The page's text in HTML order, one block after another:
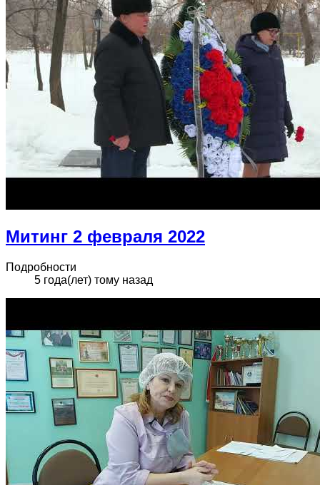
Митинг 2 февраля 2022
Подробности
5 года(лет) тому назад